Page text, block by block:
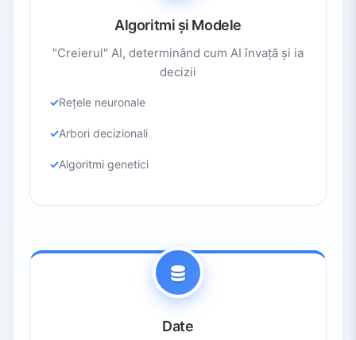
Algoritmi și Modele
"Creierul" AI, determinând cum AI învață și ia
decizii
Rețele neuronale
Arbori decizionali
Algoritmi genetici
Date